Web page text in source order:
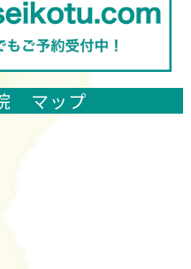
マップ